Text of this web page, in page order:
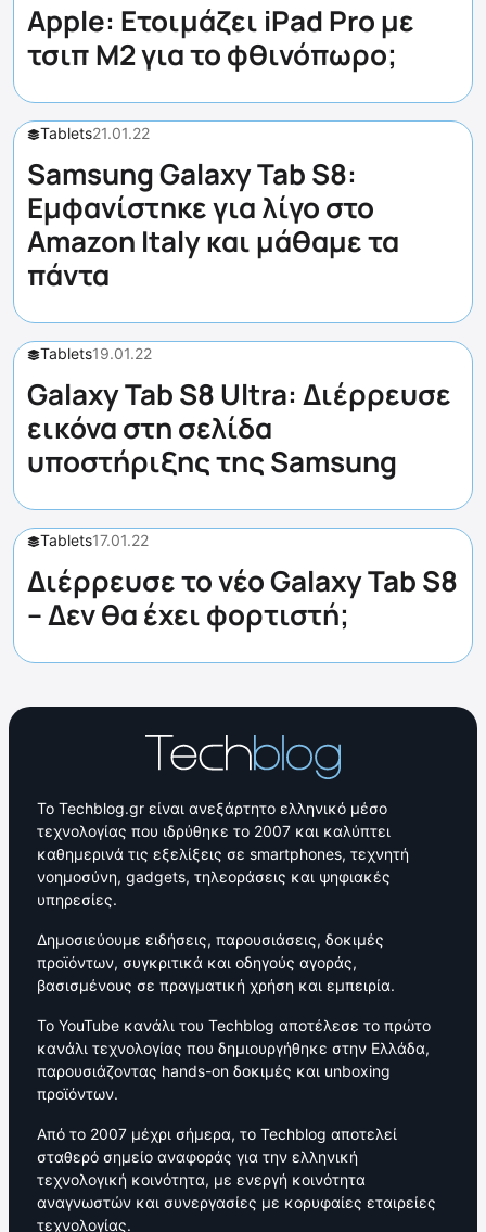
Apple: Ετοιμάζει iPad Pro με
τσιπ M2 για το φθινόπωρο;
Tablets21.01.22
Samsung Galaxy Tab S8:
Εμφανίστηκε για λίγο στο
Amazon Italy και μάθαμε τα
πάντα
Tablets19.01.22
Galaxy Tab S8 Ultra: Διέρρευσε
εικόνα στη σελίδα
υποστήριξης της Samsung
Tablets17.01.22
Διέρρευσε το νέο Galaxy Tab S8
– Δεν θα έχει φορτιστή;
Το Techblog.gr είναι ανεξάρτητο ελληνικό μέσο
τεχνολογίας που ιδρύθηκε το 2007 και καλύπτει
καθημερινά τις εξελίξεις σε smartphones, τεχνητή
νοημοσύνη, gadgets, τηλεοράσεις και ψηφιακές
υπηρεσίες.
Δημοσιεύουμε ειδήσεις, παρουσιάσεις, δοκιμές
προϊόντων, συγκριτικά και οδηγούς αγοράς,
βασισμένους σε πραγματική χρήση και εμπειρία.
Το YouTube κανάλι του Techblog αποτέλεσε το πρώτο
κανάλι τεχνολογίας που δημιουργήθηκε στην Ελλάδα,
παρουσιάζοντας hands-on δοκιμές και unboxing
προϊόντων.
Από το 2007 μέχρι σήμερα, το Techblog αποτελεί
σταθερό σημείο αναφοράς για την ελληνική
τεχνολογική κοινότητα, με ενεργή κοινότητα
αναγνωστών και συνεργασίες με κορυφαίες εταιρείες
τεχνολογίας.